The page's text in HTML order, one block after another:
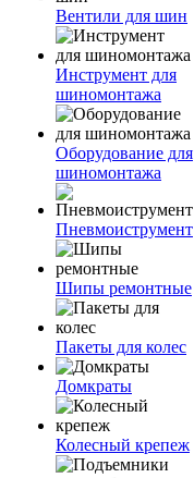
Вентили для шин
Инструмент для
шиномонтажа
Оборудование для
шиномонтажа
Пневмоиструмент
Шипы ремонтные
Пакеты для колес
Домкраты
Колесный крепеж